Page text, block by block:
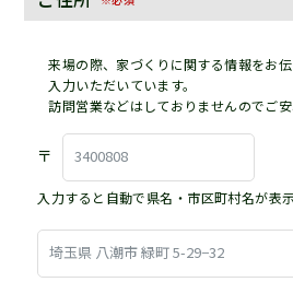
来場の際、家づくりに関する情報をお
入力いただいています。
訪問営業などはしておりませんのでご安
〒
入力すると自動で県名・市区町村名が表